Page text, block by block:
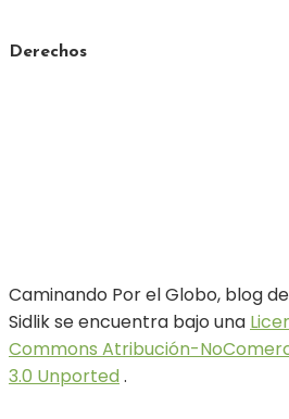
Derechos
Basada en una obra de:
www.caminandoporelglobo.com
Facebook